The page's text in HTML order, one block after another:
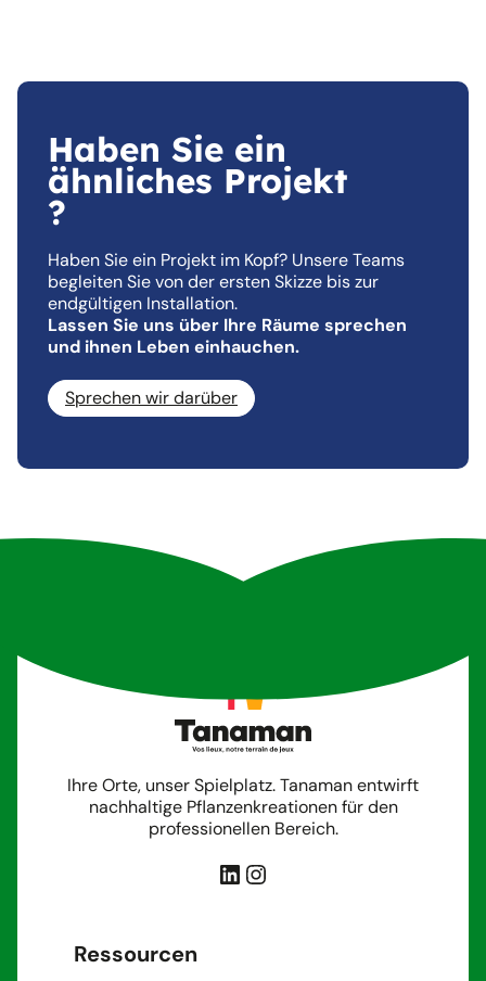
Haben Sie ein
ähnliches Projekt
?
Haben Sie ein Projekt im Kopf? Unsere Teams
begleiten Sie von der ersten Skizze bis zur
endgültigen Installation.
Lassen Sie uns über Ihre Räume sprechen
und ihnen Leben einhauchen.
Sprechen wir darüber
Ihre Orte, unser Spielplatz. Tanaman entwirft
nachhaltige Pflanzenkreationen für den
professionellen Bereich.
LinkedIn
Instagram
Ressourcen